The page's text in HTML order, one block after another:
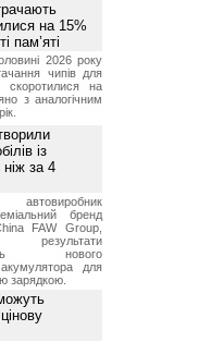
на 15%
пам’яті
2026 року
чипів для
скоротилися на
з аналогічним
із
за 4
автовиробник
бренд
FAW Group,
результати
нового
для
зарядкою.